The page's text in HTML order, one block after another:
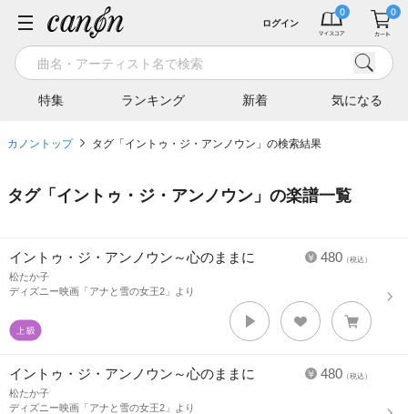
特集 ランキング 新着 気になる
ログイン
カノントップ タグ「イントゥ・ジ・アンノウン」の検索結果
タグ「 イントゥ・ジ・アンノウン 」の楽譜一覧
480 （税込）
イントゥ・ジ・アンノウン～心のままに
松たか子
ディズニー映画「アナと雪の女王2」より
480 （税込）
イントゥ・ジ・アンノウン～心のままに
松たか子
ディズニー映画「アナと雪の女王2」より